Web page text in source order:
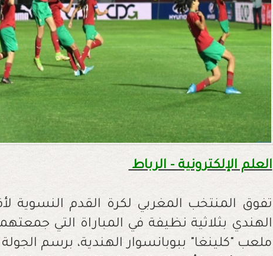
العلم الإلكترونية - الرباط
الهندي بثلاثية نظيفة في المباراة التي
ملعب "كلينغا" ببوبانسوار الهندية، برسم